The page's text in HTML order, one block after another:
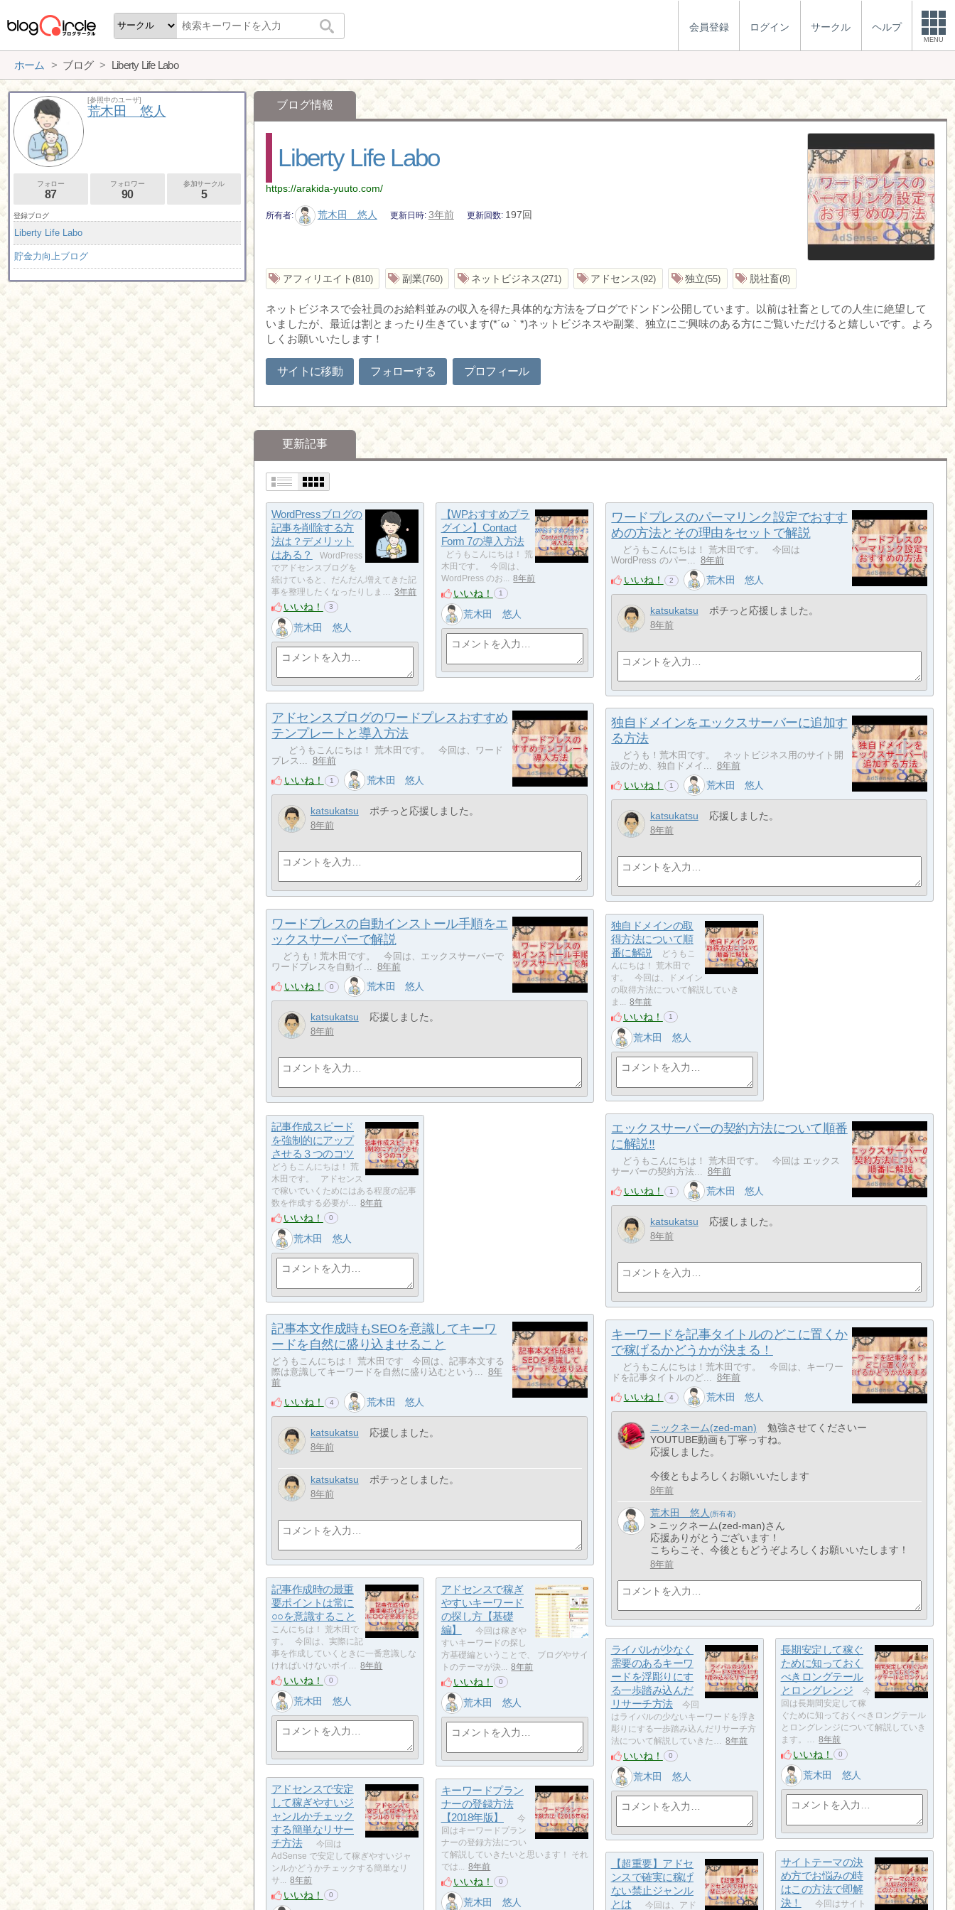
会員登録 ログイン サークル ヘルプ
MENU
ホーム ブログ Liberty Life Labo
ブログ情報
Liberty Life Labo
https://arakida-yuuto.com/
所有者 荒木田 悠人 更新日時 3年前 更新回数 197回
アフィリエイト 810 副業 760 ネットビジネス 271 アドセンス 92 独立 55 脱社畜 8
ネットビジネスで会社員のお給料並みの収入を得た具体的な方法をブログでドンドン公開しています。以前は社畜としての人生に絶望して
いましたが、最近は割とまったり生きています(*´ω｀*)ネットビジネスや副業、独立にご興味のある方にご覧いただけると嬉しいです。よろ
しくお願いいたします！
サイトに移動 フォローする プロフィール
更新記事
WordPressブログの
記事を削除する方
法は？デメリット
はある？
WordPress
でアドセンスブログを
続けていると、だんだん増えてきた記
事を整理したくなったりしま… 3年前
いいね！ 3
荒木田 悠人
【WPおすすめプラ
グイン】Contact
Form 7の導入方法
どうもこんにちは！ 荒
木田です。 今回は、
WordPress のお... 8年前
いいね！ 1
荒木田 悠人
ワードプレスのパーマリンク設定でおすす
めの方法とその理由をセットで解説
どうもこんにちは！ 荒木田です。 今回は
WordPress のパー... 8年前
いいね！ 2 荒木田 悠人
katsukatsu ポチっと応援しました。
8年前
アドセンスブログのワードプレスおすすめ
テンプレートと導入方法
どうもこんにちは！ 荒木田です。 今回は、ワード
プレス... 8年前
いいね！ 1 荒木田 悠人
katsukatsu ポチっと応援しました。
8年前
独自ドメインをエックスサーバーに追加す
る方法
どうも！荒木田です。 ネットビジネス用のサイト開
設のため、独自ドメイ... 8年前
いいね！ 1 荒木田 悠人
katsukatsu 応援しました。
8年前
ワードプレスの自動インストール手順をエ
ックスサーバーで解説
どうも！荒木田です。 今回は、エックスサーバーで
ワードプレスを自動イ... 8年前
いいね！ 0 荒木田 悠人
katsukatsu 応援しました。
8年前
独自ドメインの取
得方法について順
番に解説
どうもこ
んにちは！ 荒木田で
す。 今回は、ドメイン
の取得方法について解説していき
ま... 8年前
いいね！ 1
荒木田 悠人
エックスサーバーの契約方法について順番
に解説!!
どうもこんにちは！ 荒木田です。 今回は エックス
サーバーの契約方法... 8年前
いいね！ 1 荒木田 悠人
katsukatsu 応援しました。
8年前
記事作成スピード
を強制的にアップ
させる３つのコツ
どうもこんにちは！ 荒
木田です。 アドセンス
で稼いでいくためにはある程度の記事
数を作成する必要が… 8年前
いいね！ 0
荒木田 悠人
記事本文作成時もSEOを意識してキーワ
ードを自然に盛り込ませること
どうもこんにちは！ 荒木田です 今回は、記事本文する
際は意識してキーワードを自然に盛り込むという... 8年
前
いいね！ 4 荒木田 悠人
katsukatsu 応援しました。
8年前
katsukatsu ポチっとしました。
8年前
キーワードを記事タイトルのどこに置くか
で稼げるかどうかが決まる！
どうもこんにちは！荒木田です。 今回は、キーワー
ドを記事タイトルのど... 8年前
いいね！ 4 荒木田 悠人
ニックネーム(zed-man)
勉強させてくださいー
YOUTUBE動画も丁寧っすね。
応援しました。
今後ともよろしくお願いいたします
8年前
荒木田 悠人
> ニックネーム(zed-man)さん
応援ありがとうございます！
こちらこそ、今後ともどうぞよろしくお願いいたします！
8年前
記事作成時の最重
要ポイントは常に
○○を意識すること
こんにちは！ 荒木田で
す。 今回は、実際に記
事を作成していくときに一番意識しな
ければいけないポイ… 8年前
いいね！ 0
荒木田 悠人
アドセンスで稼ぎ
やすいキーワード
の探し方【基礎
編】
今回は稼ぎや
すいキーワードの探し
方基礎編ということで、 ブログやサイ
トのテーマが決... 8年前
いいね！ 0
荒木田 悠人
ライバルが少なく
需要のあるキーワ
ードを浮彫りにす
る一歩踏み込んだ
リサーチ方法
今回
はライバルの少ないキーワードを浮き
彫りにする一歩踏み込んだリサーチ方
法について解説していきた… 8年前
いいね！ 0
荒木田 悠人
長期安定して稼ぐ
ために知っておく
べきロングテール
とロングレンジ
今
回は長期間安定して稼
ぐために知っておくべきロングテール
とロングレンジについて解説していき
ます。… 8年前
いいね！ 0
荒木田 悠人
アドセンスで安定
して稼ぎやすいジ
ャンルかチェック
する簡単なリサー
チ方法
今回は
AdSense で安定して稼ぎやすいジャ
ンルかどうかチェックする簡単なリ
サ... 8年前
いいね！ 0
キーワードプラン
ナーの登録方法
【2018年版】
今
回はキーワードプラン
ナーの登録方法につい
て解説していきたいと思います！ それ
では... 8年前
いいね！ 0
荒木田 悠人
サイトテーマの決
め方でお悩みの時
はこの方法で即解
決！
今回はサイト
【超重要】アドセ
ンスで確実に稼げ
ない禁止ジャンル
とは
今回は、アド
[参照中のユーザ]
荒木田 悠人
フォロー
87
フォロワー
90
参加サークル
5
登録ブログ
Liberty Life Labo
貯金力向上ブログ